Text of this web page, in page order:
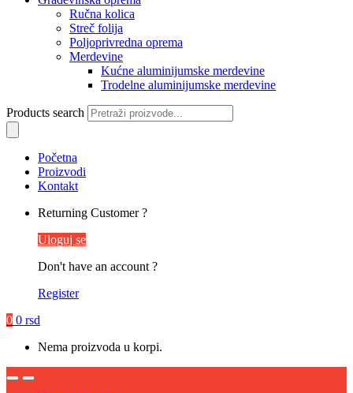
Ručna kolica
Streč folija
Poljoprivredna oprema
Merdevine
Kućne aluminijumske merdevine
Trodelne aluminijumske merdevine
Products search
Početna
Proizvodi
Kontakt
Returning Customer ?
Uloguj se
Don't have an account ?
Register
0 0 rsd
Nema proizvoda u korpi.